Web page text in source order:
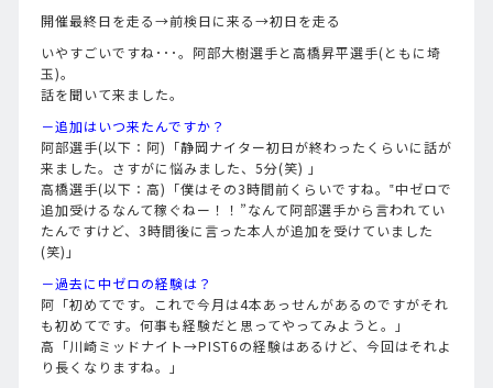
開催最終日を走る→前検日に来る→初日を走る
いやすごいですね･･･。阿部大樹選手と高橋昇平選手(ともに埼
玉)。
話を聞いて来ました。
－追加はいつ来たんですか？
阿部選手(以下：阿)「静岡ナイター初日が終わったくらいに話が
来ました。さすがに悩みました、5分(笑) 」
高橋選手(以下：高)「僕はその3時間前くらいですね。‟中ゼロで
追加受けるなんて稼ぐねー！！”なんて阿部選手から言われてい
たんですけど、3時間後に言った本人が追加を受けていました
(笑)」
－過去に中ゼロの経験は？
阿「初めてです。これで今月は4本あっせんがあるのですがそれ
も初めてです。何事も経験だと思ってやってみようと。」
高「川崎ミッドナイト→PIST6の経験はあるけど、今回はそれよ
り長くなりますね。」